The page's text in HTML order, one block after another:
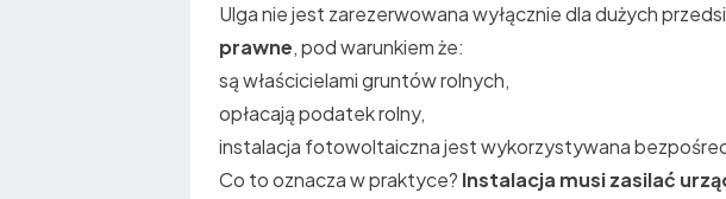
Ulga nie jest zarezerwowana wyłącznie dla dużych
prawne, pod warunkiem że:
są właścicielami gruntów rolnych,
opłacają podatek rolny,
instalacja fotowoltaiczna jest wykorzystywana
Co to oznacza w praktyce? Instalacja musi zasilać